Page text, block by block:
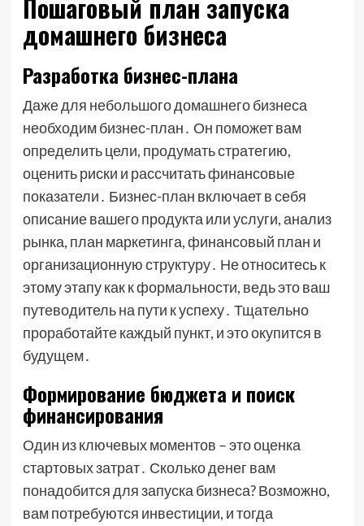
Пошаговый план запуска
домашнего бизнеса
Разработка бизнес-плана
Даже для небольшого домашнего бизнеса
необходим бизнес-план․ Он поможет вам
определить цели, продумать стратегию,
оценить риски и рассчитать финансовые
показатели․ Бизнес-план включает в себя
описание вашего продукта или услуги, анализ
рынка, план маркетинга, финансовый план и
организационную структуру․ Не относитесь к
этому этапу как к формальности, ведь это ваш
путеводитель на пути к успеху․ Тщательно
проработайте каждый пункт, и это окупится в
будущем․
Формирование бюджета и поиск
финансирования
Один из ключевых моментов – это оценка
стартовых затрат․ Сколько денег вам
понадобится для запуска бизнеса? Возможно,
вам потребуются инвестиции, и тогда